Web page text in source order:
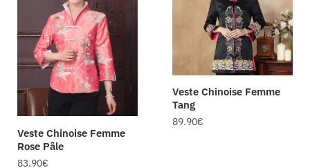
Veste Chinoise Femme
Rose Pâle
83.90€
Veste Chinoise Femme
Tang
89.90€